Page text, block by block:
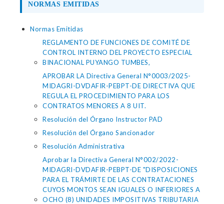
NORMAS EMITIDAS
Normas Emitidas
REGLAMENTO DE FUNCIONES DE COMITÉ DE
CONTROL INTERNO DEL PROYECTO ESPECIAL
BINACIONAL PUYANGO TUMBES,
APROBAR LA Directiva General N°0003/2025-
MIDAGRI-DVDAFIR-PEBPT-DE DIRECTIVA QUE
REGULA EL PROCEDIMIENTO PARA LOS
CONTRATOS MENORES A 8 UIT.
Resolución del Órgano Instructor PAD
Resolución del Órgano Sancionador
Resolución Administrativa
Aprobar la Directiva General N°002/2022-
MIDAGRI-DVDAFIR-PEBPT-DE "DISPOSICIONES
PARA EL TRÁMIRTE DE LAS CONTRATACIONES
CUYOS MONTOS SEAN IGUALES O INFERIORES A
OCHO (8) UNIDADES IMPOSITIVAS TRIBUTARIA